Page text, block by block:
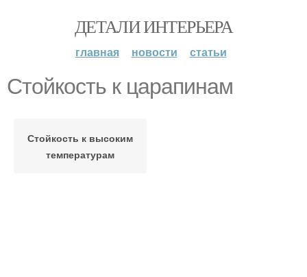
ДЕТАЛИ ИНТЕРЬЕРА
главная новости статьи
Стойкость к царапинам
Стойкость к высоким
температурам